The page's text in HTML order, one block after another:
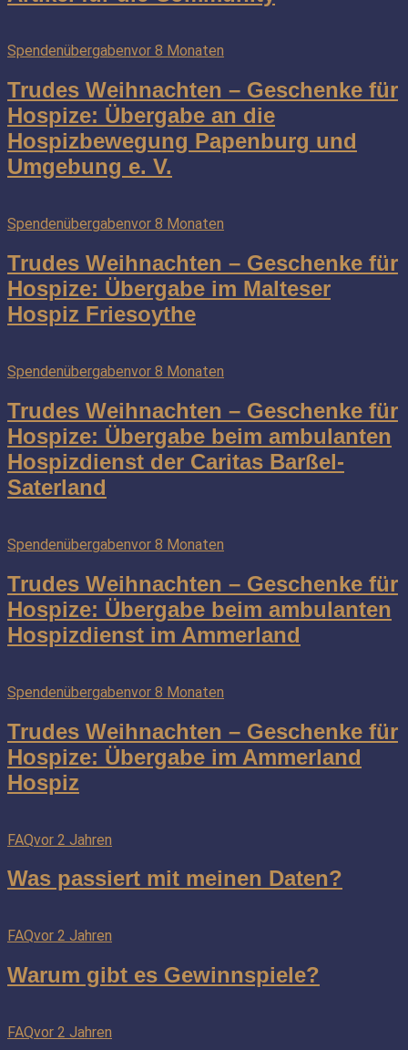
Spendenübergabenvor 8 Monaten
Trudes Weihnachten – Geschenke für
Hospize: Übergabe an die
Hospizbewegung Papenburg und
Umgebung e. V.
Spendenübergabenvor 8 Monaten
Trudes Weihnachten – Geschenke für
Hospize: Übergabe im Malteser
Hospiz Friesoythe
Spendenübergabenvor 8 Monaten
Trudes Weihnachten – Geschenke für
Hospize: Übergabe beim ambulanten
Hospizdienst der Caritas Barßel-
Saterland
Spendenübergabenvor 8 Monaten
Trudes Weihnachten – Geschenke für
Hospize: Übergabe beim ambulanten
Hospizdienst im Ammerland
Spendenübergabenvor 8 Monaten
Trudes Weihnachten – Geschenke für
Hospize: Übergabe im Ammerland
Hospiz
FAQvor 2 Jahren
Was passiert mit meinen Daten?
FAQvor 2 Jahren
Warum gibt es Gewinnspiele?
FAQvor 2 Jahren